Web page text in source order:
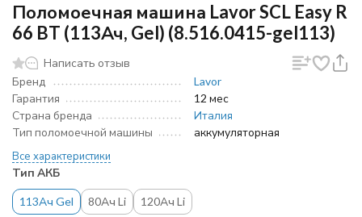
Поломоечная машина Lavor SCL Easy R
66 BT (113Ач, Gel) (8.516.0415-gel113)
Написать отзыв
Бренд
Lavor
Гарантия
12 мес
Страна бренда
Италия
Тип поломоечной машины
аккумуляторная
Все характеристики
Тип АКБ
113Ач Gel 80Ач Li 120Ач Li